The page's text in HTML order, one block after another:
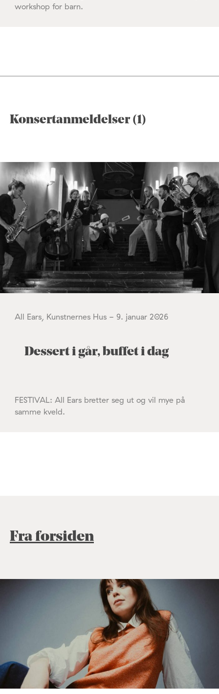
workshop for barn.
Konsertanmeldelser (1)
All Ears, Kunstnernes Hus - 9. januar 2026
Dessert i går, buffet i dag
FESTIVAL: All Ears bretter seg ut og vil mye på
samme kveld.
Fra forsiden